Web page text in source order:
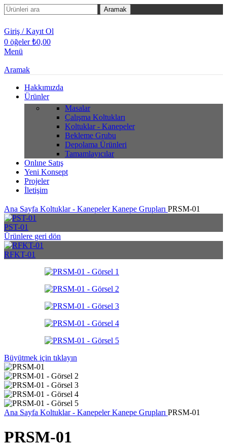
Aramak
Giriş / Kayıt Ol
0 öğeler ₺0,00
Menü
Aramak
Hakkımızda
Ürünler
Masalar
Çalışma Koltukları
Koltuklar - Kanepeler
Bekleme Grubu
Depolama Ürünleri
Tamamlayıcılar
Onlıne Satış
Yeni Konsept
Projeler
İletişim
Ana Sayfa Koltuklar - KanepelerKanepe Grupları PRSM-01
PST-01
Ürünlere geri dön
RFKT-01
Büyütmek için tıklayın
Ana Sayfa Koltuklar - KanepelerKanepe Grupları PRSM-01
PRSM-01